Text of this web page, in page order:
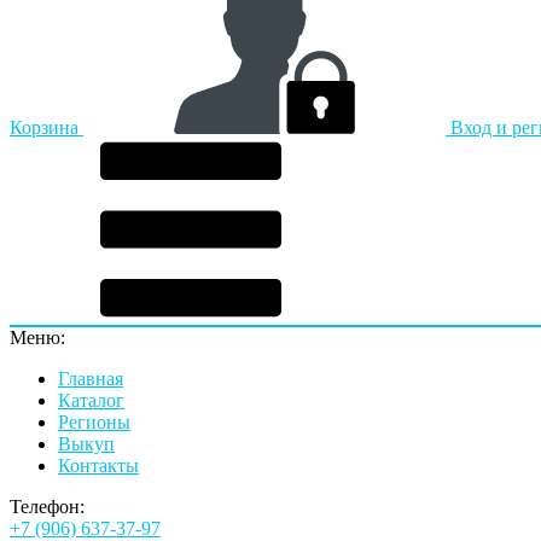
Корзина Вход и
Меню:
Главная
Каталог
Регионы
Выкуп
Контакты
Телефон:
+7 (906) 637-37-97